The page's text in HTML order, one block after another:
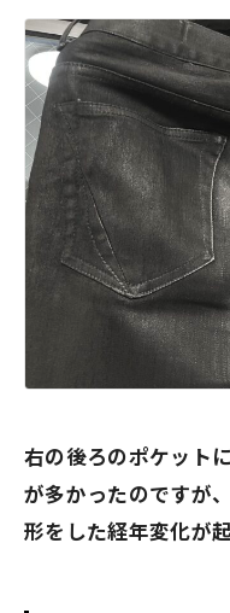
右の後ろのポケット
が多かったのですが
形をした経年変化が